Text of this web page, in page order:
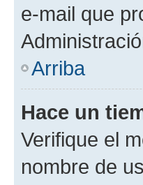
e-mail que
Arriba
Hace un
Verifique el
nombre de